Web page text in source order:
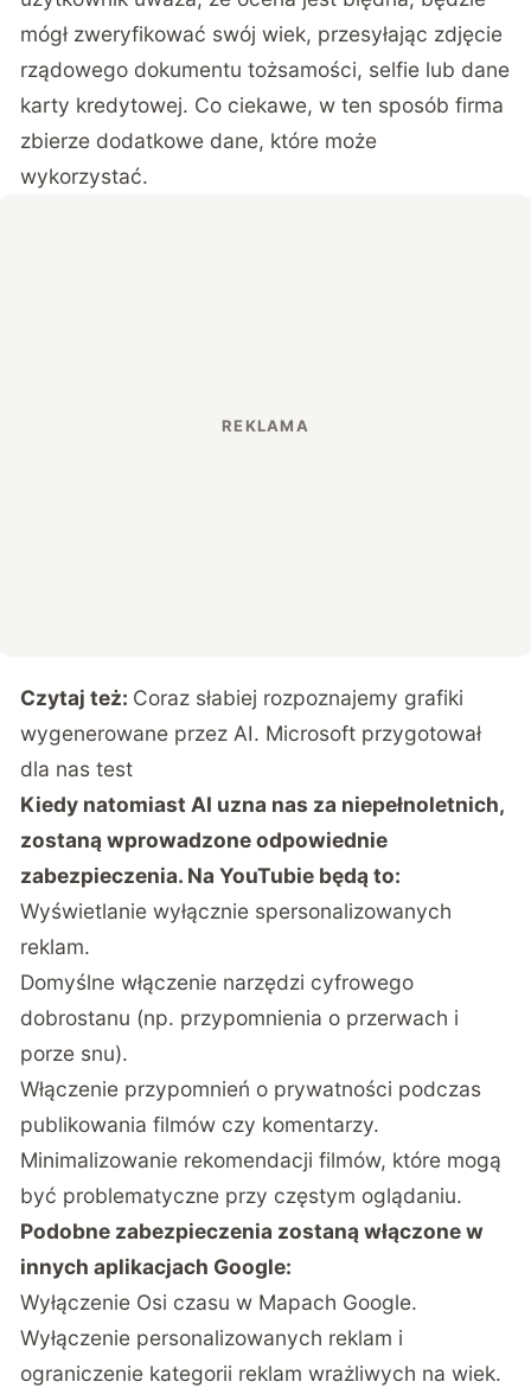
mógł zweryfikować swój wiek, przesyłając zdjęcie
rządowego dokumentu tożsamości, selfie lub dane
karty kredytowej. Co ciekawe, w ten sposób firma
zbierze dodatkowe dane, które może
wykorzystać.
Czytaj też: Coraz słabiej rozpoznajemy grafiki
wygenerowane przez AI. Microsoft przygotował
dla nas test
Kiedy natomiast AI uzna nas za niepełnoletnich,
zostaną wprowadzone odpowiednie
zabezpieczenia. Na YouTubie będą to:
Wyświetlanie wyłącznie spersonalizowanych
reklam.
Domyślne włączenie narzędzi cyfrowego
dobrostanu (np. przypomnienia o przerwach i
porze snu).
Włączenie przypomnień o prywatności podczas
publikowania filmów czy komentarzy.
Minimalizowanie rekomendacji filmów, które mogą
być problematyczne przy częstym oglądaniu.
Podobne zabezpieczenia zostaną włączone w
innych aplikacjach Google:
Wyłączenie Osi czasu w Mapach Google.
Wyłączenie personalizowanych reklam i
ograniczenie kategorii reklam wrażliwych na wiek.